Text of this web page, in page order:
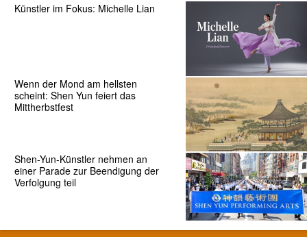
Künstler im Fokus: Michelle Lian
Wenn der Mond am hellsten
scheint: Shen Yun feiert das
Mittherbstfest
Shen-Yun-Künstler nehmen an
einer Parade zur Beendigung der
Verfolgung teil